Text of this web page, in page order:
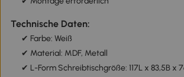
Technische Daten:
✔ Farbe: Weiß
✔ Material: MDF, Metall
✔ L-Form Schreibtischgröße: 117L x 83,5B x